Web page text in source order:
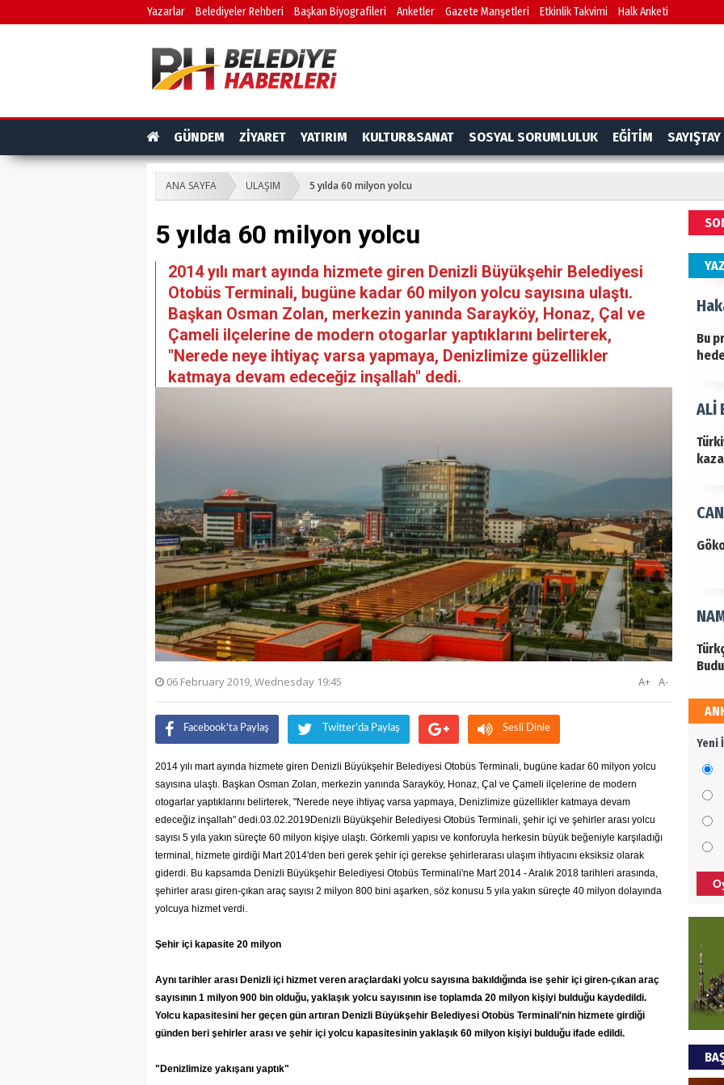
Yazarlar Belediyeler Rehberi Başkan Biyografileri Anketler Gazete Manşetleri Etkinlik Takvimi Halk Anketi
GÜNDEM ZİYARET YATIRIM KULTUR&SANAT SOSYAL SORUMLULUK EĞİTİM SAYIŞTAY
ANA SAYFA ULAŞIM 5 yılda 60 milyon yolcu
5 yılda 60 milyon yolcu
2014 yılı mart ayında hizmete giren Denizli Büyükşehir Belediyesi
Otobüs Terminali, bugüne kadar 60 milyon yolcu sayısına ulaştı.
Başkan Osman Zolan, merkezin yanında Sarayköy, Honaz, Çal ve
Çameli ilçelerine de modern otogarlar yaptıklarını belirterek,
"Nerede neye ihtiyaç varsa yapmaya, Denizlimize güzellikler
katmaya devam edeceğiz inşallah" dedi.
06 February 2019, Wednesday 19:45 A-
A+
Facebook'ta Paylaş Twitter'da Paylaş Sesli Dinle
2014 yılı mart ayında hizmete giren Denizli Büyükşehir Belediyesi Otobüs Terminali, bugüne kadar 60 milyon yolcu
sayısına ulaştı. Başkan Osman Zolan, merkezin yanında Sarayköy, Honaz, Çal ve Çameli ilçelerine de modern
otogarlar yaptıklarını belirterek, "Nerede neye ihtiyaç varsa yapmaya, Denizlimize güzellikler katmaya devam
edeceğiz inşallah" dedi.03.02.2019Denizli Büyükşehir Belediyesi Otobüs Terminali, şehir içi ve şehirler arası yolcu
sayısı 5 yıla yakın süreçte 60 milyon kişiye ulaştı. Görkemli yapısı ve konforuyla herkesin büyük beğeniyle karşıladığı
terminal, hizmete girdiği Mart 2014'den beri gerek şehir içi gerekse şehirlerarası ulaşım ihtiyacını eksiksiz olarak
giderdi. Bu kapsamda Denizli Büyükşehir Belediyesi Otobüs Terminali'ne Mart 2014 - Aralık 2018 tarihleri arasında,
şehirler arası giren-çıkan araç sayısı 2 milyon 800 bini aşarken, söz konusu 5 yıla yakın süreçte 40 milyon dolayında
yolcuya hizmet verdi.
Şehir içi kapasite 20 milyon
Aynı tarihler arası Denizli içi hizmet veren araçlardaki yolcu sayısına bakıldığında ise şehir içi giren-çıkan araç
sayısının 1 milyon 900 bin olduğu, yaklaşık yolcu sayısının ise toplamda 20 milyon kişiyi bulduğu kaydedildi.
Yolcu kapasitesini her geçen gün artıran Denizli Büyükşehir Belediyesi Otobüs Terminali'nin hizmete girdiği
günden beri şehirler arası ve şehir içi yolcu kapasitesinin yaklaşık 60 milyon kişiyi bulduğu ifade edildi.
"Denizlimize yakışanı yaptık"
Bu
ALİ
Yeni